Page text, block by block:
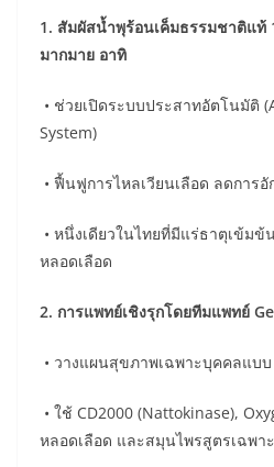
1. สัมผัสน้ำพุร้อนเค็มธรรมชาติแท้
มากมาย อาทิ
• ช่วยเปิดระบบประสาทอัตโนมัติ
System)
• ฟื้นฟูการไหลเวียนเลือด ลดการอั
• หนึ่งเดียวในไทยที่มีแร่ธาตุเข้ม
หลอดเลือด
2. การแพทย์เชิงรุกโดยทีมแพทย์
• วางแผนสุขภาพเฉพาะบุคคลแบ
• ใช้ CD2000 (Nattokinase),
หลอดเลือด และสมุนไพรสูตรเฉพาะ